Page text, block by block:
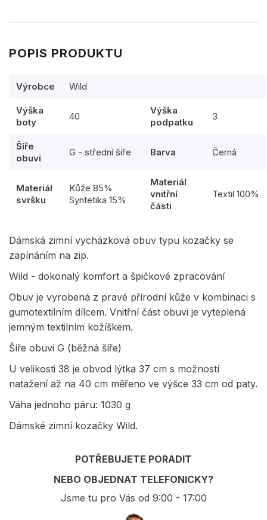
POPIS PRODUKTU
Výrobce Wild
Výška
boty
40
Výška
podpatku
3
Šíře
obuvi
G - střední šíře Barva Černá
Materiál
svršku
Kůže 85%
Syntetika 15%
Materiál
vnitřní
části
Textil 100%
Dámská zimní vycházková obuv typu kozačky se
zapínáním na zip.
Wild - dokonalý komfort a špičkové zpracování
Obuv je vyrobená z pravé přírodní kůže v kombinaci s
gumotextilním dílcem. Vnitřní část obuvi je vyteplená
jemným textilním kožíškem.
Šíře obuvi G (běžná šíře)
U velikosti 38 je obvod lýtka 37 cm s možností
natažení až na 40 cm měřeno ve výšce 33 cm od paty.
Váha jednoho páru: 1030 g
Dámské zimní kozačky Wild.
POTŘEBUJETE PORADIT
NEBO OBJEDNAT TELEFONICKY?
Jsme tu pro Vás od 9:00 - 17:00